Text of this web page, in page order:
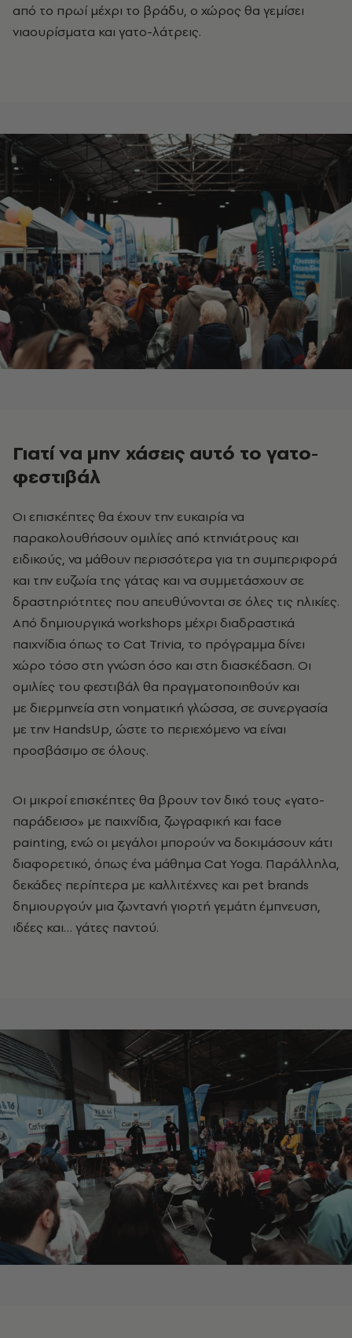
από το πρωί μέχρι το βράδυ, ο χώρος θα γεμίσει
νιαουρίσματα και γατο-λάτρεις.
Γιατί να μην χάσεις αυτό το γατο-
φεστιβάλ
Οι επισκέπτες θα έχουν την ευκαιρία να
παρακολουθήσουν ομιλίες από κτηνιάτρους και
ειδικούς, να μάθουν περισσότερα για τη συμπεριφορά
και την ευζωία της γάτας και να συμμετάσχουν σε
δραστηριότητες που απευθύνονται σε όλες τις ηλικίες.
Από δημιουργικά workshops μέχρι διαδραστικά
παιχνίδια όπως το Cat Trivia, το πρόγραμμα δίνει
χώρο τόσο στη γνώση όσο και στη διασκέδαση. Οι
ομιλίες του φεστιβάλ θα πραγματοποιηθούν και
με διερμηνεία στη νοηματική γλώσσα, σε συνεργασία
με την HandsUp, ώστε το περιεχόμενο να είναι
προσβάσιμο σε όλους.
Οι μικροί επισκέπτες θα βρουν τον δικό τους «γατο-
παράδεισο» με παιχνίδια, ζωγραφική και face
painting, ενώ οι μεγάλοι μπορούν να δοκιμάσουν κάτι
διαφορετικό, όπως ένα μάθημα Cat Yoga. Παράλληλα,
δεκάδες περίπτερα με καλλιτέχνες και pet brands
δημιουργούν μια ζωντανή γιορτή γεμάτη έμπνευση,
ιδέες και… γάτες παντού.